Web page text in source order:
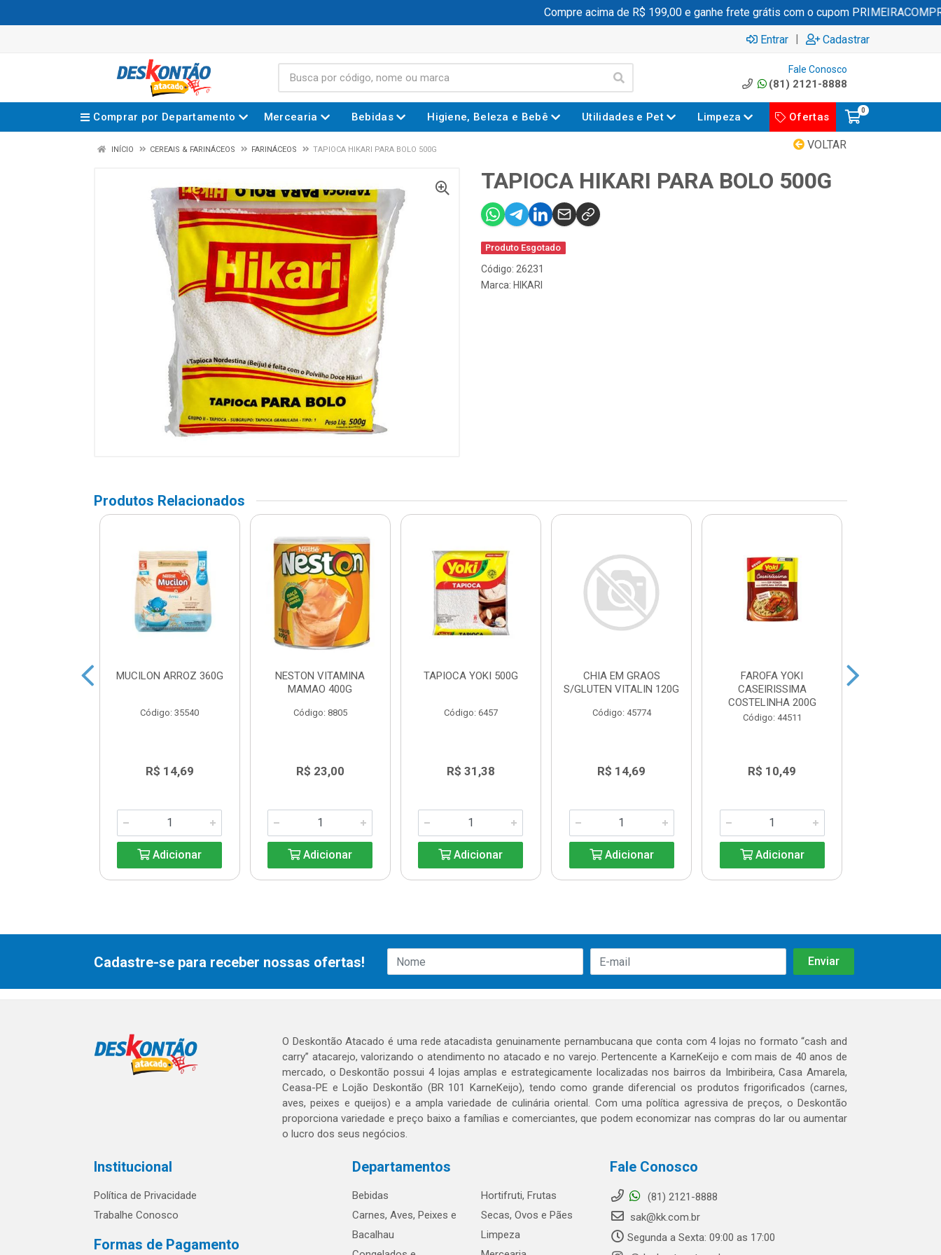
Compre acima de R$ 199,00 e ganhe frete grátis com o cupom PRIMEIRACOMPRA
Entrar | Cadastrar
Fale Conosco
(81) 2121-8888
Comprar por Departamento Mercearia Bebidas Higiene, Beleza e Bebê Utilidades e Pet Limpeza Ofertas
0
VOLTAR
INÍCIO CEREAIS & FARINÁCEOS FARINÁCEOS TAPIOCA HIKARI PARA BOLO 500G
TAPIOCA HIKARI PARA BOLO 500G
Produto Esgotado
Código: 26231
Marca: HIKARI
Produtos Relacionados
MUCILON ARROZ 360G
Código: 35540
R$ 14,69
Adicionar
NESTON VITAMINA
MAMAO 400G
Código: 8805
R$ 23,00
Adicionar
TAPIOCA YOKI 500G
Código: 6457
R$ 31,38
Adicionar
CHIA EM GRAOS
S/GLUTEN VITALIN 120G
Código: 45774
R$ 14,69
Adicionar
FAROFA YOKI
CASEIRISSIMA
COSTELINHA 200G
Código: 44511
R$ 10,49
Adicionar
Cadastre-se para receber nossas ofertas!
O Deskontão Atacado é uma rede atacadista genuinamente pernambucana que conta com 4 lojas no formato “cash and
carry” atacarejo, valorizando o atendimento no atacado e no varejo. Pertencente a KarneKeijo e com mais de 40 anos de
mercado, o Deskontão possui 4 lojas amplas e estrategicamente localizadas nos bairros da Imbiribeira, Casa Amarela,
Ceasa-PE e Lojão Deskontão (BR 101 KarneKeijo), tendo como grande diferencial os produtos frigorificados (carnes,
aves, peixes e queijos) e a ampla variedade de culinária oriental. Com uma política agressiva de preços, o Deskontão
proporciona variedade e preço baixo a famílias e comerciantes, que podem economizar nas compras do lar ou aumentar
o lucro dos seus negócios.
Institucional
Política de Privacidade
Trabalhe Conosco
Formas de Pagamento
Departamentos
Bebidas
Carnes, Aves, Peixes e
Bacalhau
Hortifruti, Frutas
Secas, Ovos e Pães
Limpeza
Fale Conosco
(81) 2121-8888
sak@kk.com.br
Segunda a Sexta: 09:00 as 17:00